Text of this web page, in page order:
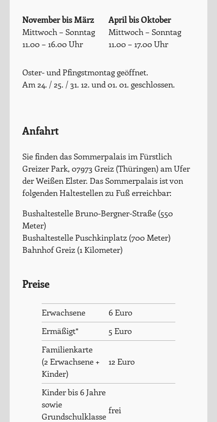
November bis März
Mittwoch – Sonntag
11.00 – 16.00 Uhr
April bis Oktober
Mittwoch – Sonntag
11.00 – 17.00 Uhr
Oster- und Pfingstmontag geöffnet.
Am 24. / 25. / 31. 12. und 01. 01. geschlossen.
Anfahrt
Sie finden das Sommerpalais im Fürstlich
Greizer Park, 07973 Greiz (Thüringen) am Ufer
der Weißen Elster. Das Sommerpalais ist von
folgenden Haltestellen zu Fuß erreichbar:
Bushaltestelle Bruno-Bergner-Straße (550
Meter)
Bushaltestelle Puschkinplatz (700 Meter)
Bahnhof Greiz (1 Kilometer)
Preise
Erwachsene
6 Euro
Ermäßigt*
5 Euro
Familienkarte
(2 Erwachsene +
Kinder)
12 Euro
Kinder bis 6 Jahre
sowie
Grundschulklasse
frei